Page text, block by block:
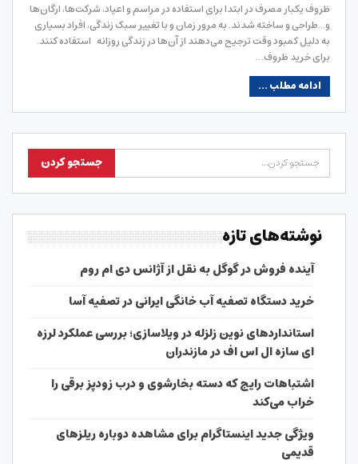
ظروف یکبار مصرف در ابتدا برای استفاده در مراسم و اعیاد، شرکت‌ها، ارگان‌ها
و...طراحی و ساخته شدند. به مرور زمان و با تغییر سبک زندگی، افراد بسیاری
به دلیل کمبود وقت ترجیح می‌دهند از آن‌ها در زندگی روزانه استفاده کنند.
برای خرید ظروف…
ادامه مطلب ...
نوشته‌های تازه
آینده فروش در گوگل به نقل از آژانس دی ام روم
خرید دستگاه تصفیه آب خانگی ایرانی در تصفیه آسا
استانداردهای نوین زلزله در ویلاسازی؛ بررسی عملکرد لرزه
ای سازه ال اس اف در مازندران
اشتباهات رایج که دسته بخارشوی و درب زودپز برقی را
خراب می‌کند
ویژگی جدید اینستاگرام برای مشاهده دوباره ریلزهای
قدیمی